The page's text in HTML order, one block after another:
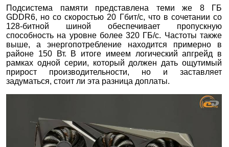
Подсистема памяти представлена теми же 8 ГБ
GDDR6, но со скоростью 20 Гбит/с, что в сочетании со
128-битной шиной обеспечивает пропускную
способность на уровне более 320 ГБ/с. Частоты также
выше, а энергопотребление находится примерно в
районе 150 Вт. В итоге имеем логический апгрейд в
рамках одной серии, который должен дать ощутимый
прирост производительности, но и заставляет
задуматься, стоит ли эта разница доплаты.